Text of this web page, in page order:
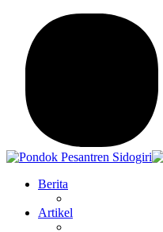
Berita
Artikel